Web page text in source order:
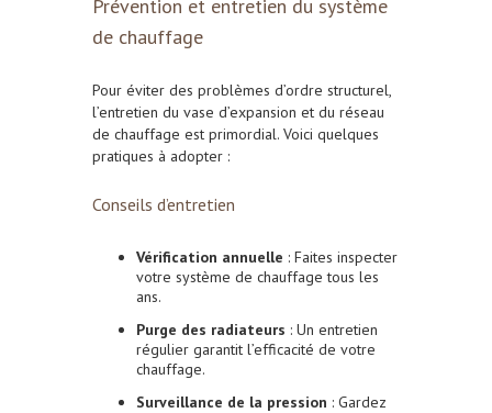
Prévention et entretien du système
de chauffage
Pour éviter des problèmes d’ordre structurel,
l’entretien du vase d’expansion et du réseau
de chauffage est primordial. Voici quelques
pratiques à adopter :
Conseils d’entretien
Vérification annuelle : Faites inspecter
votre système de chauffage tous les
ans.
Purge des radiateurs : Un entretien
régulier garantit l’efficacité de votre
chauffage.
Surveillance de la pression : Gardez